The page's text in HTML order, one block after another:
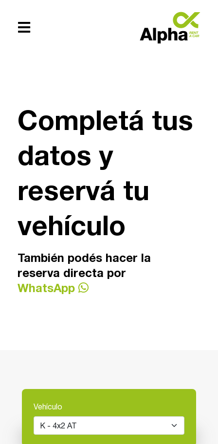
Completá tus
datos y
reservá tu
vehículo
También podés hacer la
reserva directa por
WhatsApp
Vehículo
154619083